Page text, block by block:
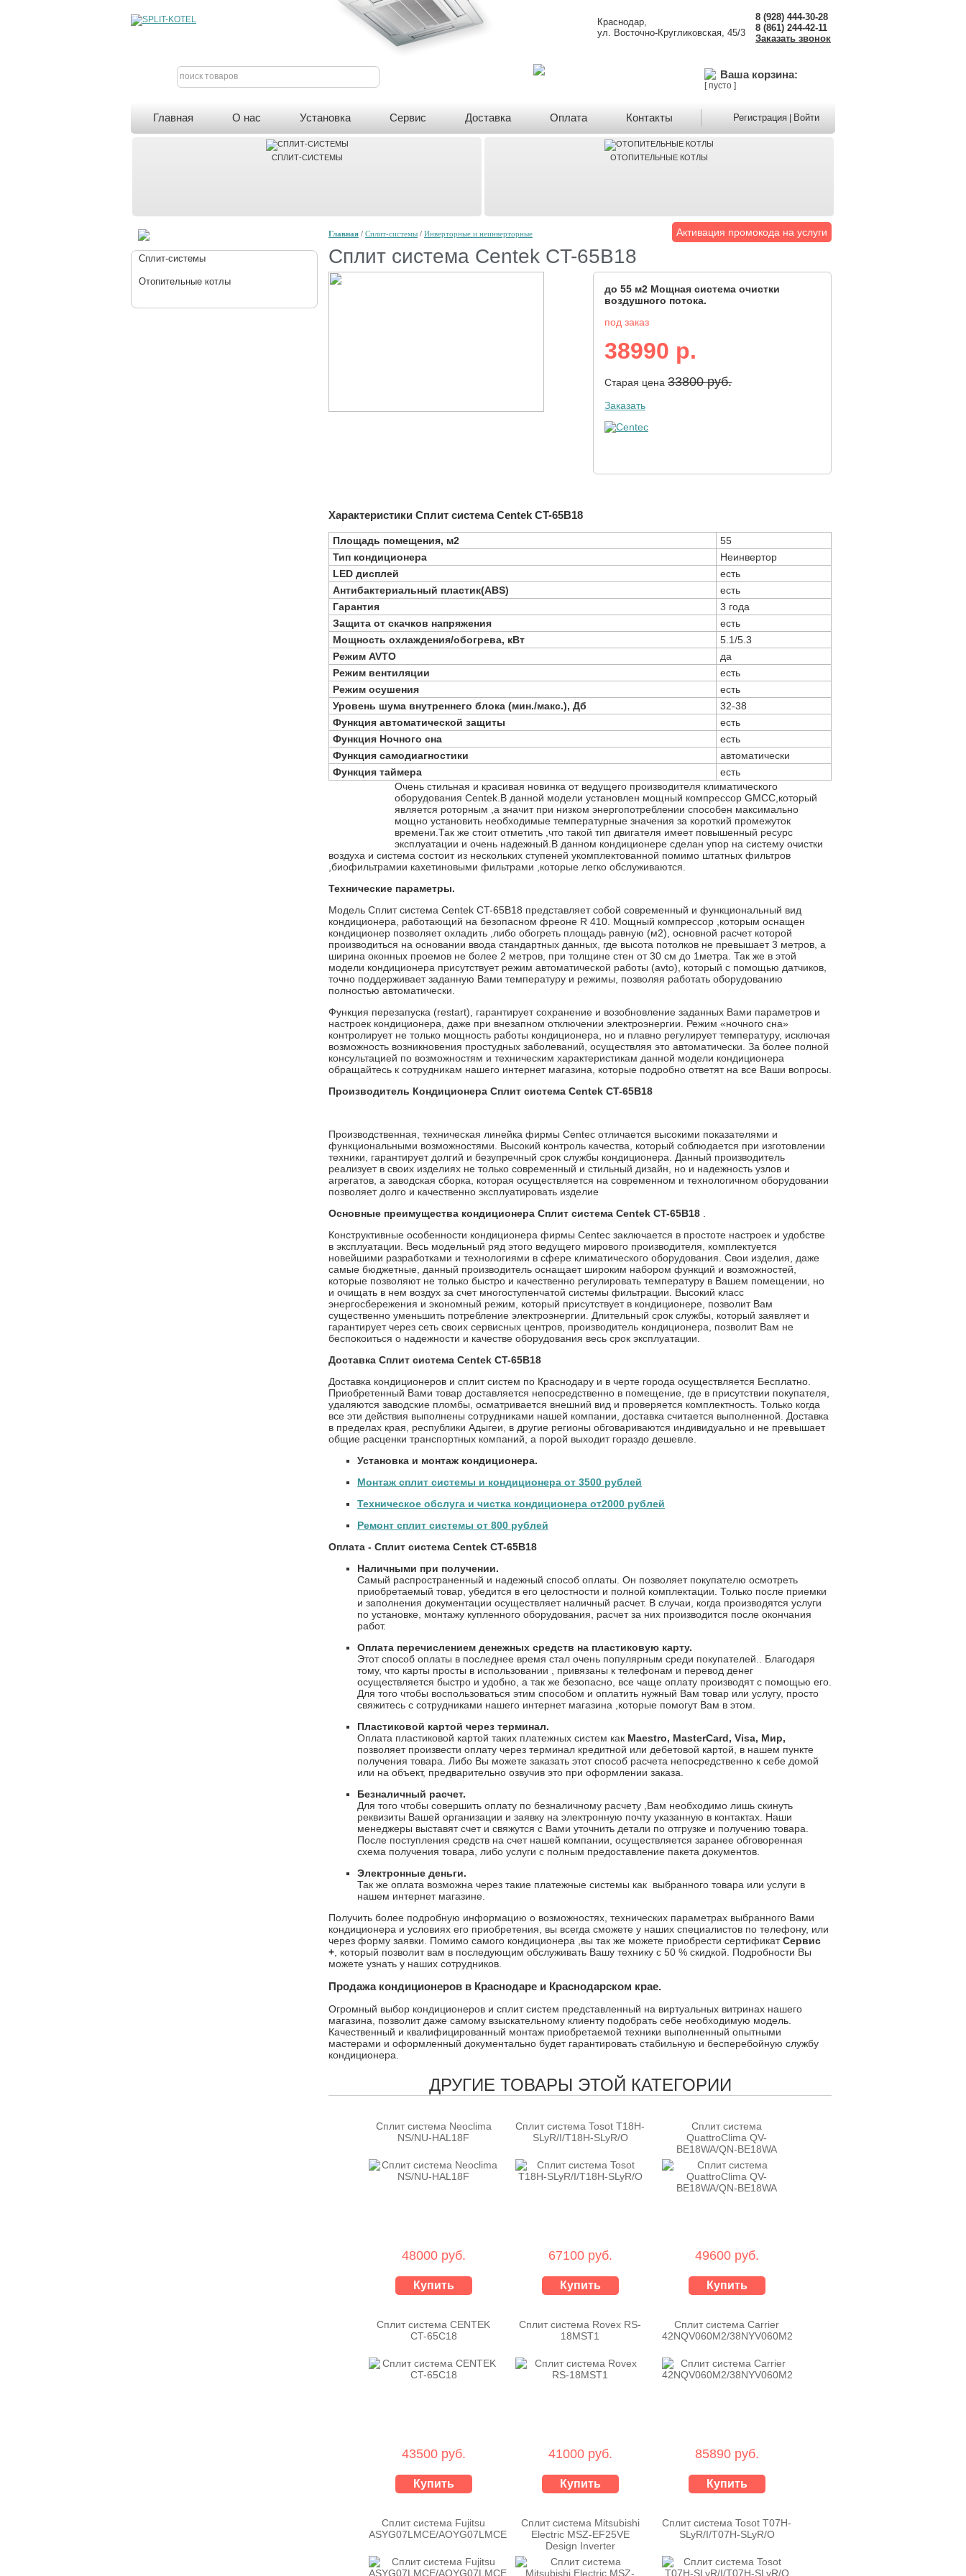
Краснодар,
ул. Восточно-Кругликовская, 45/3
8 (928) 444-30-28
8 (861) 244-42-11
Заказать звонок
Ваша корзина:
[ пусто ]
поиск товаров
Регистрация Войти
Главная О нас Установка Сервис Доставка Оплата Контакты
СПЛИТ-СИСТЕМЫ ОТОПИТЕЛЬНЫЕ КОТЛЫ
Сплит-системы
Отопительные котлы
Активация промокода на услуги
Главная / Сплит-системы / Инверторные и неинверторные
Сплит система Centek CT-65B18
до 55 м2 Мощная система очистки
воздушного потока.
под заказ
38990 р.
Старая цена 33800 руб.
Заказать
Характеристики Сплит система Centek CT-65B18
Площадь помещения, м2
55
Тип кондиционера
Неинвертор
LED дисплей
есть
Антибактериальный пластик(ABS)
есть
Гарантия
3 года
Защита от скачков напряжения
есть
Мощность охлаждения/обогрева, кВт
5.1/5.3
Режим AVTO
да
Режим вентиляции
есть
Режим осушения
есть
Уровень шума внутреннего блока (мин./макс.), Дб
32-38
Функция автоматической защиты
есть
Функция Ночного сна
есть
Функция самодиагностики
автоматически
Функция таймера
есть
Очень стильная и красивая новинка от ведущего производителя климатического
оборудования Centek.В данной модели установлен мощный компрессор GMCC,который
является роторным ,а значит при низком энергопотреблении способен максимально
мощно установить необходимые температурные значения за короткий промежуток
времени.Так же стоит отметить ,что такой тип двигателя имеет повышенный ресурс
эксплуатации и очень надежный.В данном кондиционере сделан упор на систему очистки
воздуха и система состоит из нескольких ступеней укомплектованной помимо штатных фильтров
,биофильтрамии кахетиновыми фильтрами ,которые легко обслуживаются.
Технические параметры.
Модель Сплит система Centek CT-65B18 представляет собой современный и функциональный вид
кондиционера, работающий на безопасном фреоне R 410. Мощный компрессор ,которым оснащен
кондиционер позволяет охладить ,либо обогреть площадь равную (м2), основной расчет которой
производиться на основании ввода стандартных данных, где высота потолков не превышает 3 метров, а
ширина оконных проемов не более 2 метров, при толщине стен от 30 см до 1метра. Так же в этой
модели кондиционера присутствует режим автоматической работы (avto), который с помощью датчиков,
точно поддерживает заданную Вами температуру и режимы, позволяя работать оборудованию
полностью автоматически.
Функция перезапуска (restart), гарантирует сохранение и возобновление заданных Вами параметров и
настроек кондиционера, даже при внезапном отключении электроэнергии. Режим «ночного сна»
контролирует не только мощность работы кондиционера, но и плавно регулирует температуру, исключая
возможность возникновения простудных заболеваний, осуществляя это автоматически. За более полной
консультацией по возможностям и техническим характеристикам данной модели кондиционера
обращайтесь к сотрудникам нашего интернет магазина, которые подробно ответят на все Ваши вопросы.
Производитель Кондиционера Сплит система Centek CT-65B18
Производственная, техническая линейка фирмы Centec отличается высокими показателями и
функциональными возможностями. Высокий контроль качества, который соблюдается при изготовлении
техники, гарантирует долгий и безупречный срок службы кондиционера. Данный производитель
реализует в своих изделиях не только современный и стильный дизайн, но и надежность узлов и
агрегатов, а заводская сборка, которая осуществляется на современном и технологичном оборудовании
позволяет долго и качественно эксплуатировать изделие
Основные преимущества кондиционера Сплит система Centek CT-65B18
Конструктивные особенности кондиционера фирмы Centec заключается в простоте настроек и удобстве
в эксплуатации. Весь модельный ряд этого ведущего мирового производителя, комплектуется
новейшими разработками и технологиями в сфере климатического оборудования. Свои изделия, даже
самые бюджетные, данный производитель оснащает широким набором функций и возможностей,
которые позволяют не только быстро и качественно регулировать температуру в Вашем помещении, но
и очищать в нем воздух за счет многоступенчатой системы фильтрации. Высокий класс
энергосбережения и экономный режим, который присутствует в кондиционере, позволит Вам
существенно уменьшить потребление электроэнергии. Длительный срок службы, который заявляет и
гарантирует через сеть своих сервисных центров, производитель кондиционера, позволит Вам не
беспокоиться о надежности и качестве оборудования весь срок эксплуатации.
Доставка Сплит система Centek CT-65B18
Доставка кондиционеров и сплит систем по Краснодару и в черте города осуществляется Бесплатно.
Приобретенный Вами товар доставляется непосредственно в помещение, где в присутствии покупателя,
удаляются заводские пломбы, осматривается внешний вид и проверяется комплектность. Только когда
все эти действия выполнены сотрудниками нашей компании, доставка считается выполненной. Доставка
в пределах края, республики Адыгеи, в другие регионы обговариваются индивидуально и не превышает
общие расценки транспортных компаний, а порой выходит гораздо дешевле.
Установка и монтаж кондиционера.
Монтаж сплит системы и кондиционера от 3500 рублей
Техническое обслуга и чистка кондиционера от2000 рублей
Ремонт сплит системы от 800 рублей
Оплата - Сплит система Centek CT-65B18
Наличными при получении.
Самый распространенный и надежный способ оплаты. Он позволяет покупателю осмотреть
приобретаемый товар, убедится в его целостности и полной комплектации. Только после приемки
и заполнения документации осуществляет наличный расчет. В случаи, когда производятся услуги
по установке, монтажу купленного оборудования, расчет за них производится после окончания
работ.
Оплата перечислением денежных средств на пластиковую карту.
Этот способ оплаты в последнее время стал очень популярным среди покупателей.. Благодаря
тому, что карты просты в использовании , привязаны к телефонам и перевод денег
осуществляется быстро и удобно, а так же безопасно, все чаще оплату производят с помощью его.
Для того чтобы воспользоваться этим способом и оплатить нужный Вам товар или услугу, просто
свяжитесь с сотрудниками нашего интернет магазина ,которые помогут Вам в этом.
Пластиковой картой через терминал.
Оплата пластиковой картой таких платежных систем как Maestro, MasterCard, Visa, Мир,
позволяет произвести оплату через терминал кредитной или дебетовой картой, в нашем пункте
получения товара. Либо Вы можете заказать этот способ расчета непосредственно к себе домой
или на объект, предварительно озвучив это при оформлении заказа.
Безналичный расчет.
Для того чтобы совершить оплату по безналичному расчету ,Вам необходимо лишь скинуть
реквизиты Вашей организации и заявку на электронную почту указанную в контактах. Наши
менеджеры выставят счет и свяжутся с Вами уточнить детали по отгрузке и получению товара.
После поступления средств на счет нашей компании, осуществляется заранее обговоренная
схема получения товара, либо услуги с полным предоставление пакета документов.
Электронные деньги.
Так же оплата возможна через такие платежные системы как выбранного товара или услуги в
нашем интернет магазине.
Получить более подробную информацию о возможностях, технических параметрах выбранного Вами
кондиционера и условиях его приобретения, вы всегда сможете у наших специалистов по телефону, или
через форму заявки. Помимо самого кондиционера ,вы так же можете приобрести сертификатСервис
+ , который позволит вам в последующим обслуживать Вашу технику с 50 % скидкой. Подробности Вы
можете узнать у наших сотрудников.
Продажа кондиционеров в Краснодаре и Краснодарском крае.
Огромный выбор кондиционеров и сплит систем представленный на виртуальных витринах нашего
магазина, позволит даже самому взыскательному клиенту подобрать себе необходимую модель.
Качественный и квалифицированный монтаж приобретаемой техники выполненный опытными
мастерами и оформленный документально будет гарантировать стабильную и бесперебойную службу
кондиционера.
ДРУГИЕ ТОВАРЫ ЭТОЙ КАТЕГОРИИ
Сплит система Neoclima
NS/NU-HAL18F
48000 руб.
Купить
Сплит система Tosot T18H-
SLyR/I/T18H-SLyR/O
67100 руб.
Купить
Сплит система
QuattroClima QV-
BE18WA/QN-BE18WA
49600 руб.
Купить
Сплит система CENTEK
CT-65C18
43500 руб.
Купить
Сплит система Rovex RS-
18MST1
41000 руб.
Купить
Сплит система Carrier
42NQV060M2/38NYV060M2
85890 руб.
Купить
Сплит система Fujitsu
ASYG07LMCE/AOYG07LMCE
Сплит система Mitsubishi
Electric MSZ-EF25VE
Design Inverter
Сплит система Tosot T07H-
SLyR/I/T07H-SLyR/O